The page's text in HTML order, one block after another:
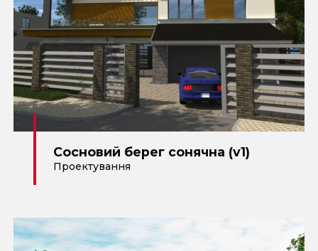
Сосновий берег сонячна (v1)
Проектування